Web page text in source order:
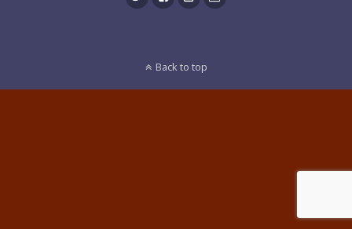
Back to top